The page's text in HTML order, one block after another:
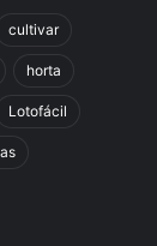
cultivar
horta
Lotofácil